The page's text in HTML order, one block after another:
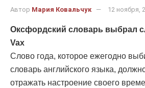
Автор Мария Ковальчук 12 ноября,
Оксфордский словарь выбрал
Vax
Слово года, которое ежегодно
словарь английского языка,
отражать настроение своего